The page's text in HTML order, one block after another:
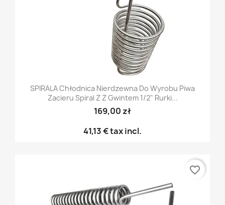
SPIRALA Chłodnica Nierdzewna Do Wyrobu Piwa
Zacieru Spiral Z Z Gwintem 1/2" Rurki...
169,00 zł
41,13 €tax incl.
favorite_border